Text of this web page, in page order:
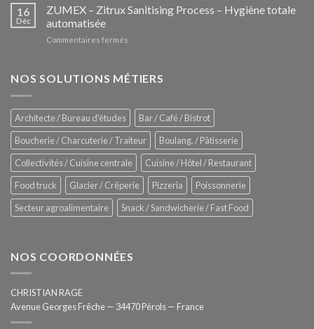
des
–
de
16
Déc
ZUMEX – Zitrux Sanitising Process – Hygiène totale
automatisée
Commentaires fermés
Zitrux
–
Hygiène
totale
automatisée
NOS SOLUTIONS MÉTIERS
Architecte / Bureau d'études
Bar / Café / Bistrot
Boucherie / Charcuterie / Traiteur
Boulang. / Pâtisserie
Collectivités / Cuisine centrale
Cuisine / Hôtel / Restaurant
Food truck
Glacier / Crêperie Pizzeria
Poissonnerie
Secteur agroalimentaire
Snack / Sandwicherie / Fast Food
NOS COORDONNÉES
CHRISTIAN RAGE
Avenue Georges Frêche — 34470 Pérols — France